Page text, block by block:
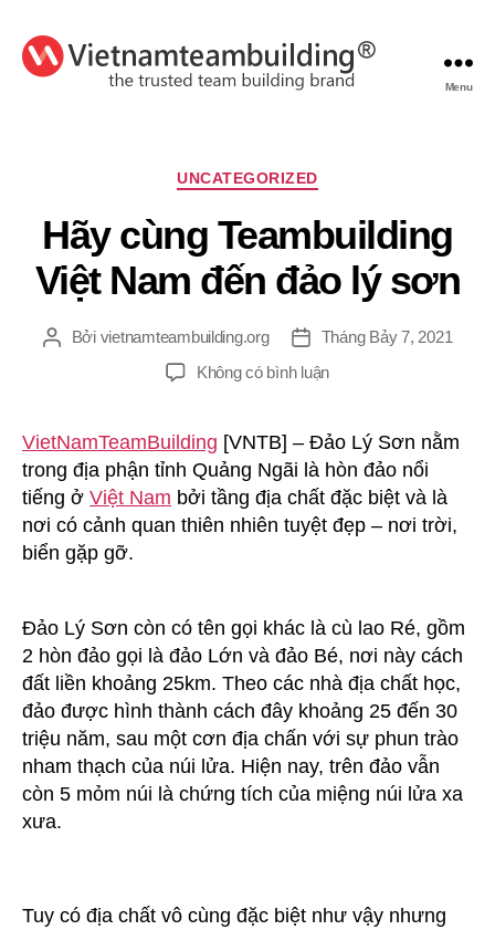
Menu
Chuyên
UNCATEGORIZED
Hãy cùng Teambuilding
Việt Nam đến đảo lý sơn
TácBởi vietnamteambuilding.org
Ngày
đăng
Tháng Bảy 7, 2021
Không có bình luậnở
Teambuilding
Việt
Nam
đến
đảo
VietNamTeamBuilding [VNTB] – Đảo Lý Sơn nằm
trong địa phận tỉnh Quảng Ngãi là hòn đảo nổi
tiếng ở Việt Nam bởi tầng địa chất đặc biệt và là
nơi có cảnh quan thiên nhiên tuyệt đẹp – nơi trời,
biển gặp gỡ.
Đảo Lý Sơn còn có tên gọi khác là cù lao Ré, gồm
2 hòn đảo gọi là đảo Lớn và đảo Bé, nơi này cách
đất liền khoảng 25km. Theo các nhà địa chất học,
đảo được hình thành cách đây khoảng 25 đến 30
triệu năm, sau một cơn địa chấn với sự phun trào
nham thạch của núi lửa. Hiện nay, trên đảo vẫn
còn 5 mỏm núi là chứng tích của miệng núi lửa xa
xưa.
Tuy có địa chất vô cùng đặc biệt như vậy nhưng